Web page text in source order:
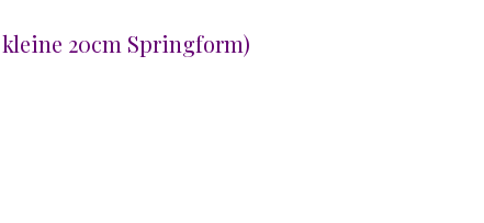
20cm Springform)